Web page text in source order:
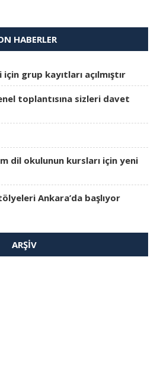
HABERLER
grup kayıtları açılmıştır
toplantısına sizleri davet
dil okulunun kursları için yeni
Ankara’da başlıyor
ARŞIV